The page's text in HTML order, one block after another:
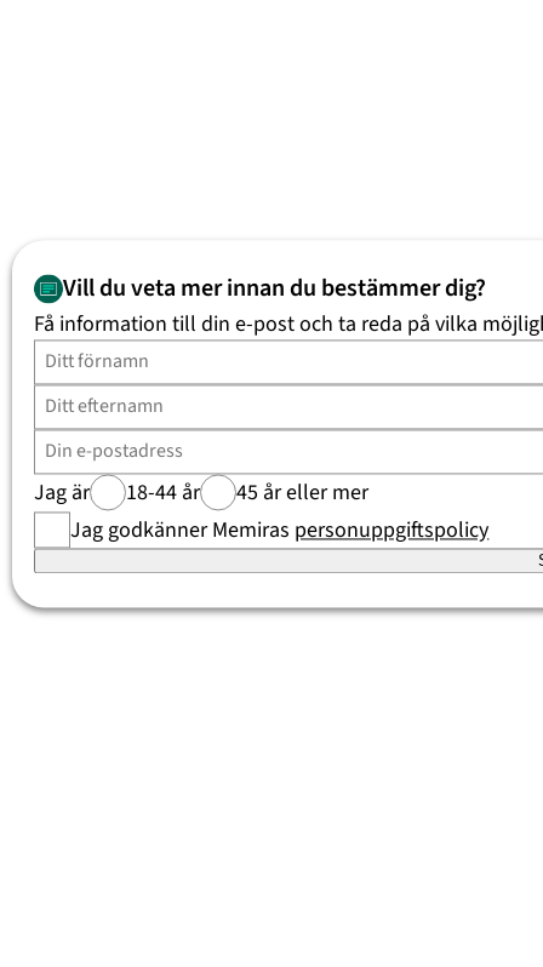
Vill du veta mer innan du bestämmer dig?
Få information till din e-post och ta reda på vilka
Jag är 18-44 år
45 år eller mer
Jag godkänner Memiras personuppgiftspolicy